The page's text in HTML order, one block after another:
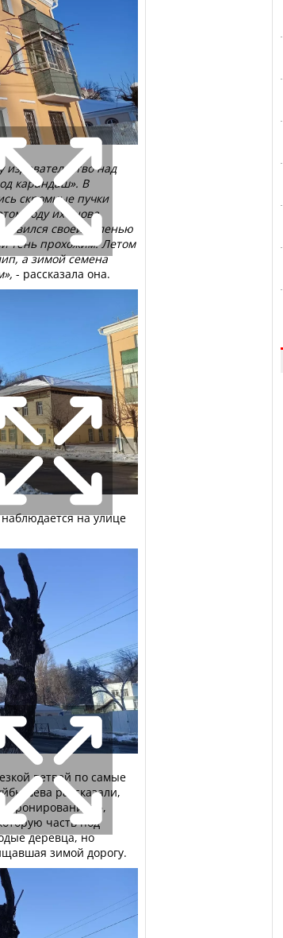
над
карандаш». В
скромные пучки
году их снова
своей зеленью
тень прохожим. Летом
а зимой семена
- рассказала она.
на улице
ветвей по самые
рассказали,
«кронированием»,
часть под
деревца, но
зимой дорогу.